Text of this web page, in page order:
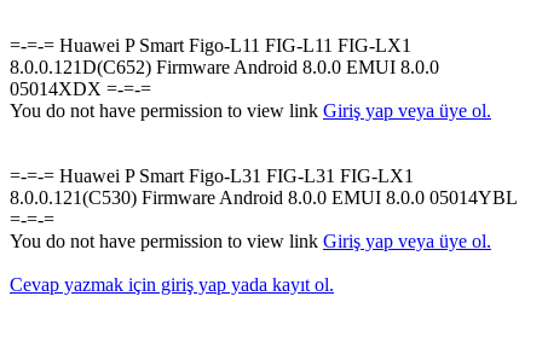
=-=-= Huawei P Smart Figo-L11 FIG-L11 FIG-LX1
8.0.0.121D(C652) Firmware Android 8.0.0 EMUI 8.0.0
05014XDX =-=-=
You do not have permission to view link Giriş yap veya üye ol.
=-=-= Huawei P Smart Figo-L31 FIG-L31 FIG-LX1
8.0.0.121(C530) Firmware Android 8.0.0 EMUI 8.0.0 05014YBL
=-=-=
You do not have permission to view link Giriş yap veya üye ol.
Cevap yazmak için giriş yap yada kayıt ol.